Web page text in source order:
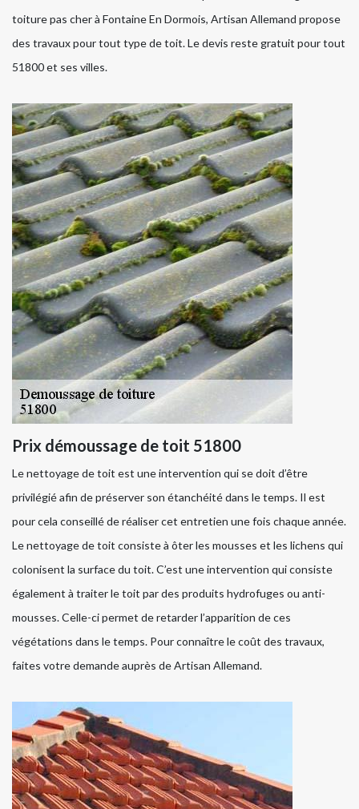
toiture pas cher à Fontaine En Dormois, Artisan Allemand propose
des travaux pour tout type de toit. Le devis reste gratuit pour tout
51800 et ses villes.
Prix démoussage de toit 51800
Le nettoyage de toit est une intervention qui se doit d’être
privilégié afin de préserver son étanchéité dans le temps. Il est
pour cela conseillé de réaliser cet entretien une fois chaque année.
Le nettoyage de toit consiste à ôter les mousses et les lichens qui
colonisent la surface du toit. C’est une intervention qui consiste
également à traiter le toit par des produits hydrofuges ou anti-
mousses. Celle-ci permet de retarder l’apparition de ces
végétations dans le temps. Pour connaître le coût des travaux,
faites votre demande auprès de Artisan Allemand.